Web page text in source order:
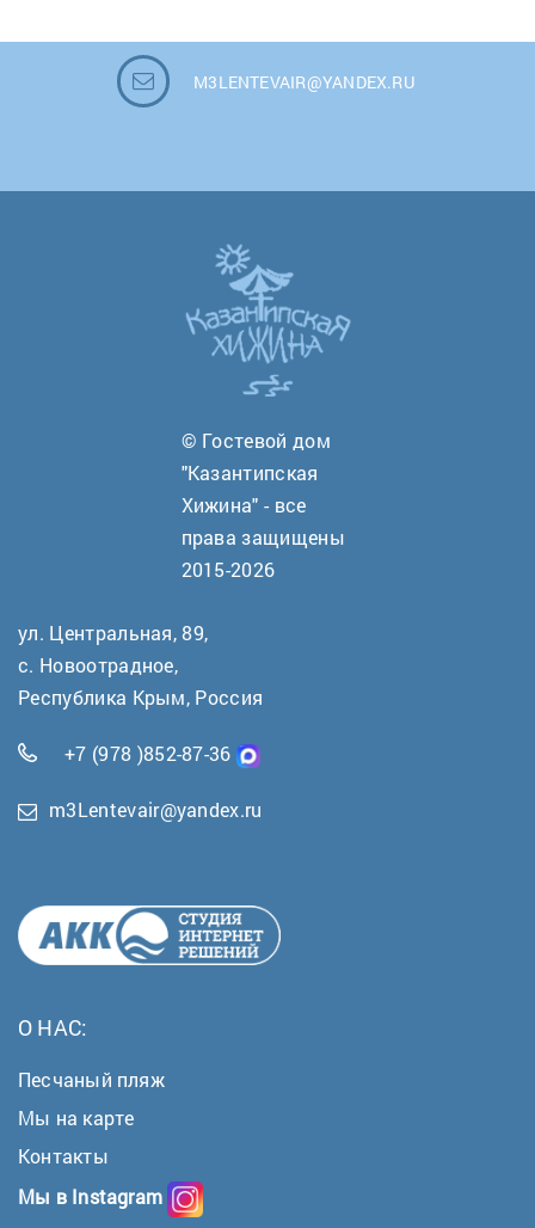
M3LENTEVAIR@YANDEX.RU
© Гостевой дом
"Казантипская
Хижина" - все
права защищены
2015-2026
ул. Центральная, 89,
с. Новоотрадное,
Республика Крым, Россия
+7 (978 )852-87-36
m3Lentevair@yandex.ru
О НАС:
Песчаный пляж
Мы на карте
Контакты
Мы в Instagram